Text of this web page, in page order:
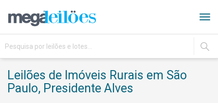
IR
Leilões de Imóveis Rurais em São
Paulo, Presidente Alves